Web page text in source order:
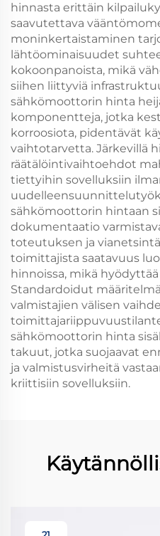
hinnasta erittäin
saavutettava
moninkertaistaminen
lähtöominaisuudet
kokoonpanoista, mikä
siihen liittyviä
sähkömoottorin hinta
komponentteja, jotka
korroosiota, pidentävät
vaihtotarvetta. Järkevillä
räätälöintivaihtoehdot
tiettyihin sovelluksiin
sähkömoottorin hintaan
dokumentaatio
toteutuksen ja
toimittajista saatavuus
hinnoissa, mikä
Standardoidut
valmistajien välisen
sähkömoottorin hinta
takuut, jotka suojaavat
ja valmistusvirheitä
kriittisiin sovelluksiin.